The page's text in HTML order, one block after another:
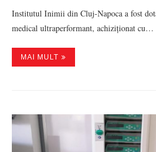
Institutul Inimii din Cluj-Napoca a fost
medical ultraperformant, achiziționat cu…
MAI MULT